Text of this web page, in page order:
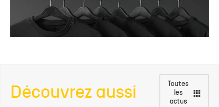
Découvrez aussi
Toutes
les
actus